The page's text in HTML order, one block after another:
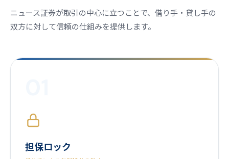
ニュース証券が取引の中心に立つことで、借り手・貸し手の
双方に対して信頼の仕組みを提供します。
担保ロック